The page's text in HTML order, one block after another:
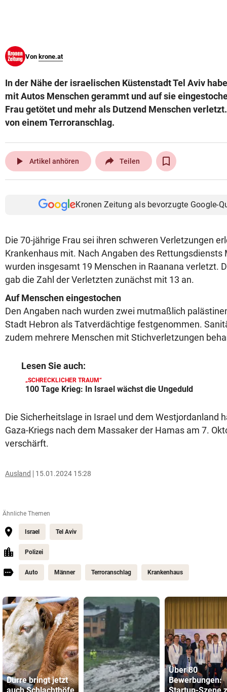
Von krone.at
In der Nähe der israelischen Küstenstadt Tel Aviv
mit Autos Menschen gerammt und auf sie
Frau getötet und mehr als Dutzend Menschen
von einem Terroranschlag.
play_arrow Artikel anhören Teilen
Kronen Zeitung als bevorzugte Google-
Die 70-jährige Frau sei ihren schweren Verletzungen
Krankenhaus mit. Nach Angaben des Rettungsdiensts
wurden insgesamt 19 Menschen in Raanana verletzt.
gab die Zahl der Verletzten zunächst mit 13 an.
Auf Menschen eingestochen
Den Angaben nach wurden zwei mutmaßlich
Stadt Hebron als Tatverdächtige festgenommen.
zudem mehrere Menschen mit Stichverletzungen
Lesen Sie auch:
„SCHRECKLICHER TRAUM“
100 Tage Krieg: In Israel wächst die Ungeduld
Die Sicherheitslage in Israel und dem Westjordanland
Gaza-Kriegs nach dem Massaker der Hamas am 7.
verschärft.
Ausland 15.01.2024 15:28
Ähnliche Themen
Israel Tel Aviv
Polizei
Auto Männer Terroranschlag Krankenhaus
Dürre bringt jetzt
Über 80
Bewerbungen: